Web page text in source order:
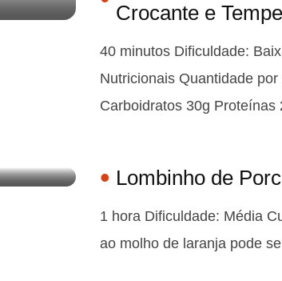
Crocante e
40 minutos Dificuldade:
Nutricionais Quantidade
Carboidratos 30g
Lombinho de
1 hora Dificuldade: Média
ao molho de laranja pode